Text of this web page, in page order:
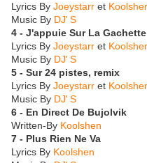
Lyrics By Joeystarr et
Music By DJ' S
4 - J'appuie Sur La Gachette
Lyrics By Joeystarr et
Music By DJ' S
5 - Sur 24 pistes, remix
Lyrics By Joeystarr et
Music By DJ' S
6 - En Direct De Bujolvik
Written-By Koolshen
7 - Plus Rien Ne Va
Lyrics By Koolshen